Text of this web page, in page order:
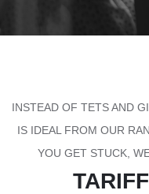
INSTEAD OF TETS AND
IS IDEAL FROM OUR
YOU GET STUCK,